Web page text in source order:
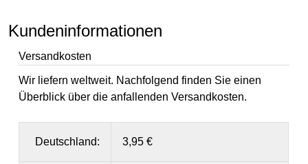
Kundeninformationen
Versandkosten
Wir liefern weltweit. Nachfolgend finden Sie einen
Überblick über die anfallenden Versandkosten.
Deutschland: 3,95 €